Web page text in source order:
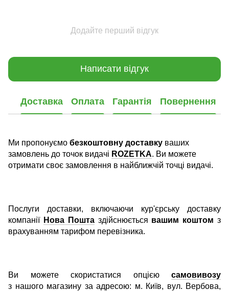
Додайте перший відгук
Написати відгук
Доставка Оплата Гарантія Повернення
Ми пропонуємо безкоштовну доставку ваших
замовлень до точок видачі ROZETKA. Ви можете
отримати своє замовлення в найближчій точці видачі.
Послуги доставки, включаючи кур'єрську доставку
компанії Нова Поштаздійснюється вашим коштом з
врахуванням тарифом перевізника.
Ви можете скористатися опцією самовивозу
з нашого магазину за адресою: м. Київ, вул. Вербова,